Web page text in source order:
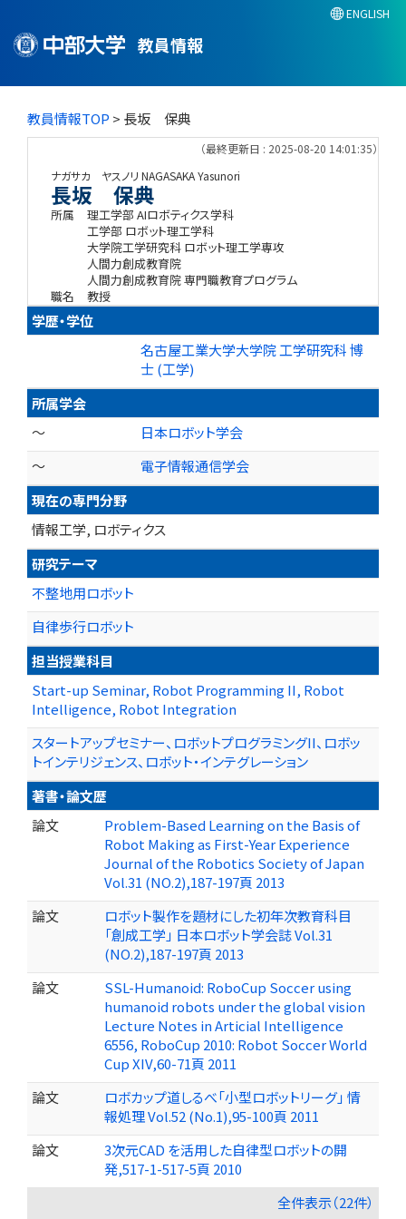
教員情報
ENGLISH
教員情報TOP > 長坂 保典
（最終更新日 : 2025-08-20 14:01:35）
ナガサカ ヤスノリ NAGASAKA Yasunori
長坂 保典
所属
理工学部 AIロボティクス学科
工学部 ロボット理工学科
大学院工学研究科 ロボット理工学専攻
人間力創成教育院
人間力創成教育院 専門職教育プログラム
職名
教授
学歴・学位
名古屋工業大学大学院 工学研究科 博
士 (工学)
所属学会
～
日本ロボット学会
～
電子情報通信学会
現在の専門分野
情報工学, ロボティクス
研究テーマ
不整地用ロボット
自律歩行ロボット
担当授業科目
Start-up Seminar, Robot Programming II, Robot
Intelligence, Robot Integration
スタートアップセミナー、ロボットプログラミングII、ロボッ
トインテリジェンス、ロボット・インテグレーション
著書・論文歴
論文
Problem-Based Learning on the Basis of
Robot Making as First-Year Experience
Journal of the Robotics Society of Japan
Vol.31 (NO.2),187-197頁 2013
論文
ロボット製作を題材にした初年次教育科目
「創成工学」 日本ロボット学会誌 Vol.31
(NO.2),187-197頁 2013
論文
SSL-Humanoid: RoboCup Soccer using
humanoid robots under the global vision
Lecture Notes in Articial Intelligence
6556, RoboCup 2010: Robot Soccer World
Cup XIV,60-71頁 2011
論文
ロボカップ道しるべ「小型ロボットリーグ」 情
報処理 Vol.52 (No.1),95-100頁 2011
論文
3次元CAD を活用した自律型ロボットの開
発,517-1-517-5頁 2010
全件表示（22件）